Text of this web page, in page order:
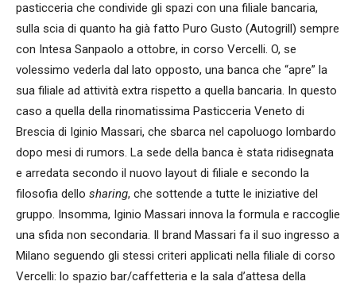
pasticceria che condivide gli spazi con una filiale bancaria,
sulla scia di quanto ha già fatto Puro Gusto (Autogrill) sempre
con Intesa Sanpaolo a ottobre, in corso Vercelli. O, se
volessimo vederla dal lato opposto, una banca che “apre” la
sua filiale ad attività extra rispetto a quella bancaria. In questo
caso a quella della rinomatissima Pasticceria Veneto di
Brescia di Iginio Massari, che sbarca nel capoluogo lombardo
dopo mesi di rumors. La sede della banca è stata ridisegnata
e arredata secondo il nuovo layout di filiale e secondo la
filosofia dello sharing, che sottende a tutte le iniziative del
gruppo. Insomma, Iginio Massari innova la formula e raccoglie
una sfida non secondaria. Il brand Massari fa il suo ingresso a
Milano seguendo gli stessi criteri applicati nella filiale di corso
Vercelli: lo spazio bar/caffetteria e la sala d’attesa della